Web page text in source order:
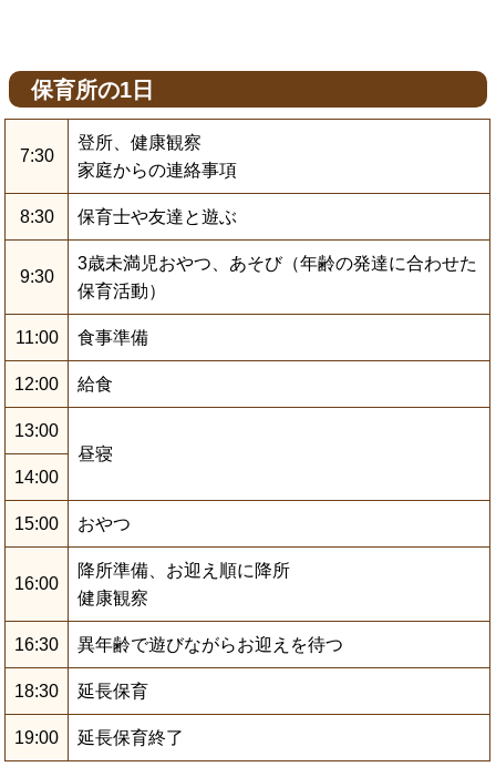
保育所の1日
7:30
登所、健康観察
家庭からの連絡事項
8:30 保育士や友達と遊ぶ
9:30
3歳未満児おやつ、あそび（年齢の発達に合わせた
保育活動）
11:00 食事準備
12:00 給食
13:00
昼寝
14:00
15:00 おやつ
16:00
降所準備、お迎え順に降所
健康観察
16:30 異年齢で遊びながらお迎えを待つ
18:30 延長保育
19:00 延長保育終了